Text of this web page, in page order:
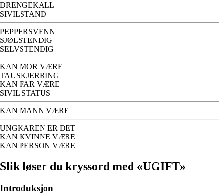
DRENGEKALL
SIVILSTAND
PEPPERSVENN
SJØLSTENDIG
SELVSTENDIG
KAN MOR VÆRE
TAUSKJERRING
KAN FAR VÆRE
SIVIL STATUS
KAN MANN VÆRE
UNGKAREN ER DET
KAN KVINNE VÆRE
KAN PERSON VÆRE
Slik løser du kryssord med «UGIFT»
Introduksjon